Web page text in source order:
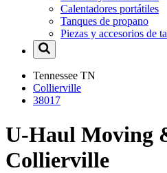
Calentadores portátiles
Tanques de propano
Piezas y accesorios de
Tennessee TN
Collierville
38017
U-Haul Moving
Collierville